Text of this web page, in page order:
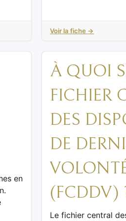
Voir la fiche →
en
À QUOI
FICHIER
DES
DE
(FCDDV)
Le fichier central